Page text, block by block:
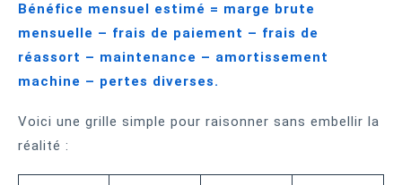
Bénéfice mensuel estimé = marge brute
mensuelle – frais de paiement – frais de
réassort – maintenance – amortissement
machine – pertes diverses.
Voici une grille simple pour raisonner sans embellir la
réalité :